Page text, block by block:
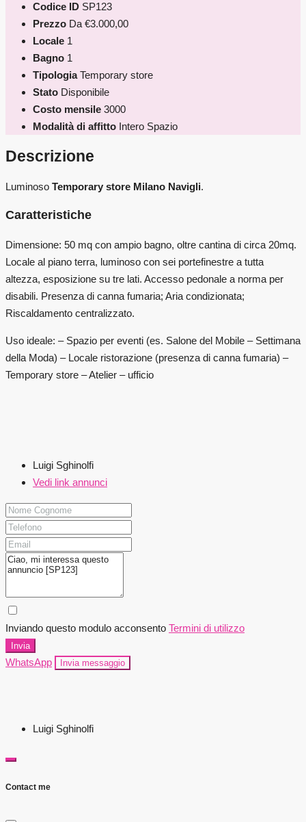
Codice ID SP123
Prezzo Da €3.000,00
Locale 1
Bagno 1
Tipologia Temporary store
Stato Disponibile
Costo mensile 3000
Modalità di affitto Intero Spazio
Descrizione
Luminoso Temporary store Milano Navigli.
Caratteristiche
Dimensione: 50 mq con ampio bagno, oltre cantina di circa 20mq.
Locale al piano terra, luminoso con sei portefinestre a tutta
altezza, esposizione su tre lati. Accesso pedonale a norma per
disabili. Presenza di canna fumaria; Aria condizionata;
Riscaldamento centralizzato.
Uso ideale: – Spazio per eventi (es. Salone del Mobile – Settimana
della Moda) – Locale ristorazione (presenza di canna fumaria) –
Temporary store – Atelier – ufficio
Luigi Sghinolfi
Vedi link annunci
Inviando questo modulo acconsento Termini di utilizzo
Invia
WhatsApp Invia messaggio
Luigi Sghinolfi
Contact me